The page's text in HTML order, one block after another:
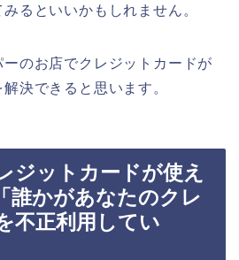
るといいかもしれません。
のお店でクレジットカードが
決できると思います。
ジットカードが使え
誰かがあなたのクレ
不正利用してい